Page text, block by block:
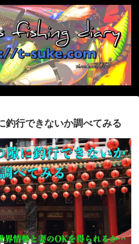
釣行できないか調べてみる